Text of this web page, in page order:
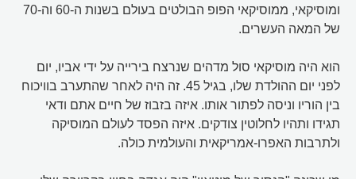
ומוסיקאי, ממוסיקאי הפופ הבולטים בעולם בשנות ה-60 וה-70
של המאה העשרים.
הוא היה מוסיקאי סול מדהים שנרצח בירייה על ידי אביו, יום
לפני יום ההולדת שלו, בגיל 45. זה היה לאחר שהתערב בוויכוח
בין הוריו וניסה לפתור אותו. איזה בזבוז של חיים אתם ודאי
תגידו ותהיו לחלוטין צודקים. איזה הפסד לעולם המוסיקה
ולתרבות האפרו-אמריקאית והעולמית כולה.